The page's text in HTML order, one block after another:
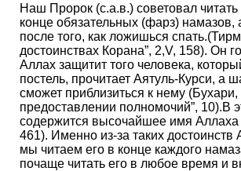
Наш Пророк (с.а.в.) советовал читать
конце обязательных (фарз) намазов,
после того, как ложишься
достоинствах Корана”, 2,V, 158). Он
Аллах защитит того человека,
постель, прочитает Аятуль-Курси, а
сможет приблизиться к нему (Бухари,
предоставлении полномочий”, 10).В
содержится высочайшее имя Аллаха
461). Именно из-за таких достоинств
мы читаем его в конце каждого
почаще читать его в любое время и